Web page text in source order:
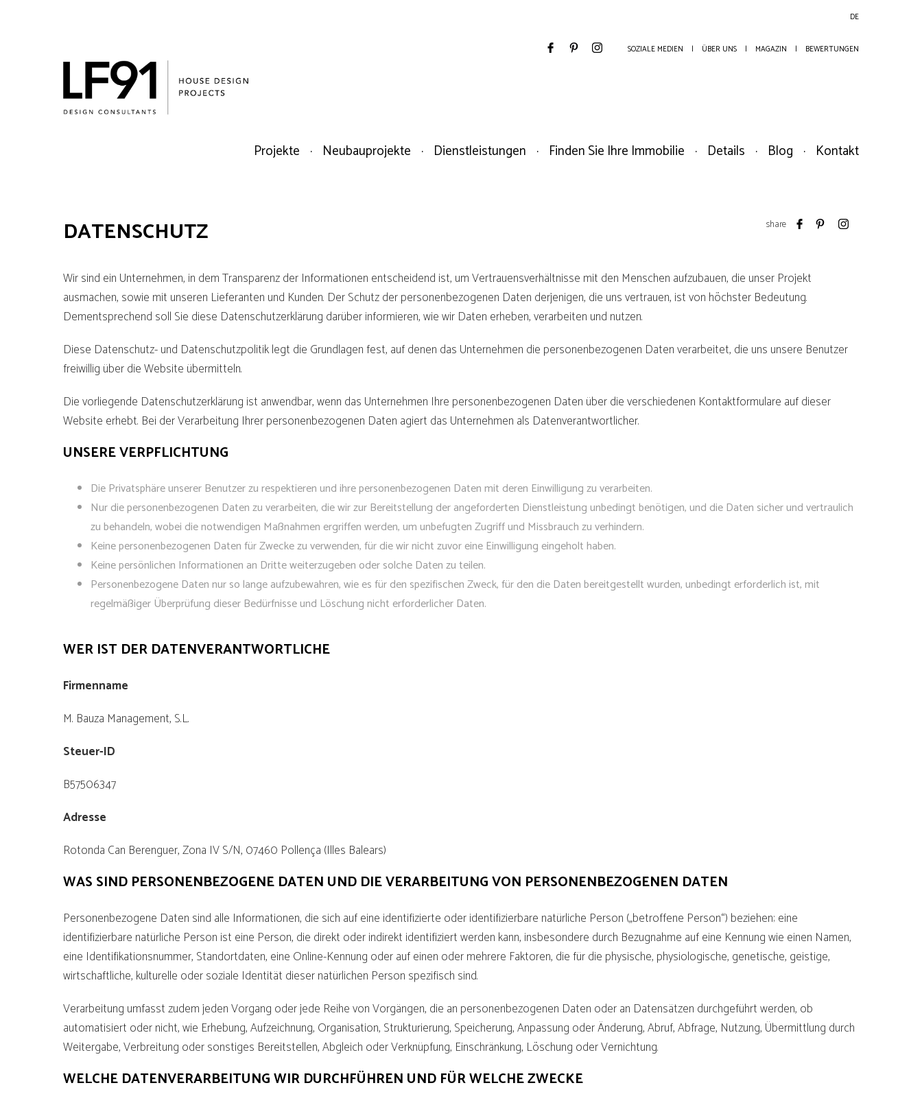
DE
SOZIALE MEDIEN ÜBER UNS MAGAZIN BEWERTUNGEN
Projekte Neubauprojekte Dienstleistungen Finden Sie Ihre Immobilie Details Blog Kontakt
share
DATENSCHUTZ
Wir sind ein Unternehmen, in dem Transparenz der Informationen entscheidend ist, um Vertrauensverhältnisse mit den Menschen aufzubauen, die unser Projekt
ausmachen, sowie mit unseren Lieferanten und Kunden. Der Schutz der personenbezogenen Daten derjenigen, die uns vertrauen, ist von höchster Bedeutung.
Dementsprechend soll Sie diese Datenschutzerklärung darüber informieren, wie wir Daten erheben, verarbeiten und nutzen.
Diese Datenschutz- und Datenschutzpolitik legt die Grundlagen fest, auf denen das Unternehmen die personenbezogenen Daten verarbeitet, die uns unsere Benutzer
freiwillig über die Website übermitteln.
Die vorliegende Datenschutzerklärung ist anwendbar, wenn das Unternehmen Ihre personenbezogenen Daten über die verschiedenen Kontaktformulare auf dieser
Website erhebt. Bei der Verarbeitung Ihrer personenbezogenen Daten agiert das Unternehmen als Datenverantwortlicher.
UNSERE VERPFLICHTUNG
Die Privatsphäre unserer Benutzer zu respektieren und ihre personenbezogenen Daten mit deren Einwilligung zu verarbeiten.
Nur die personenbezogenen Daten zu verarbeiten, die wir zur Bereitstellung der angeforderten Dienstleistung unbedingt benötigen, und die Daten sicher und vertraulich
zu behandeln, wobei die notwendigen Maßnahmen ergriffen werden, um unbefugten Zugriff und Missbrauch zu verhindern.
Keine personenbezogenen Daten für Zwecke zu verwenden, für die wir nicht zuvor eine Einwilligung eingeholt haben.
Keine persönlichen Informationen an Dritte weiterzugeben oder solche Daten zu teilen.
Personenbezogene Daten nur so lange aufzubewahren, wie es für den spezifischen Zweck, für den die Daten bereitgestellt wurden, unbedingt erforderlich ist, mit
regelmäßiger Überprüfung dieser Bedürfnisse und Löschung nicht erforderlicher Daten.
WER IST DER DATENVERANTWORTLICHE
Firmenname
M. Bauza Management, S.L.
Steuer-ID
B57506347
Adresse
Rotonda Can Berenguer, Zona IV S/N, 07460 Pollença (Illes Balears)
WAS SIND PERSONENBEZOGENE DATEN UND DIE VERARBEITUNG VON PERSONENBEZOGENEN DATEN
Personenbezogene Daten sind alle Informationen, die sich auf eine identifizierte oder identifizierbare natürliche Person („betroffene Person“) beziehen; eine
identifizierbare natürliche Person ist eine Person, die direkt oder indirekt identifiziert werden kann, insbesondere durch Bezugnahme auf eine Kennung wie einen Namen,
eine Identifikationsnummer, Standortdaten, eine Online-Kennung oder auf einen oder mehrere Faktoren, die für die physische, physiologische, genetische, geistige,
wirtschaftliche, kulturelle oder soziale Identität dieser natürlichen Person spezifisch sind.
Verarbeitung umfasst zudem jeden Vorgang oder jede Reihe von Vorgängen, die an personenbezogenen Daten oder an Datensätzen durchgeführt werden, ob
automatisiert oder nicht, wie Erhebung, Aufzeichnung, Organisation, Strukturierung, Speicherung, Anpassung oder Änderung, Abruf, Abfrage, Nutzung, Übermittlung durch
Weitergabe, Verbreitung oder sonstiges Bereitstellen, Abgleich oder Verknüpfung, Einschränkung, Löschung oder Vernichtung.
WELCHE DATENVERARBEITUNG WIR DURCHFÜHREN UND FÜR WELCHE ZWECKE